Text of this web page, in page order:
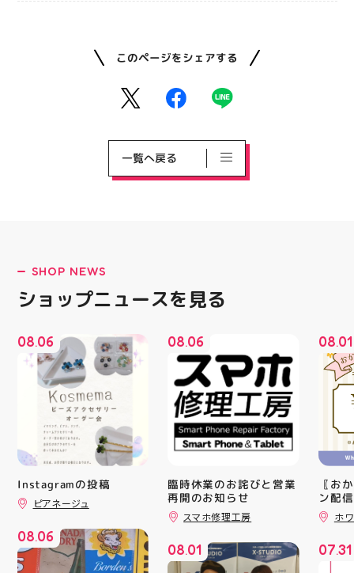
このページをシェアする
一覧へ戻る
SHOP NEWS
ショップニュースを見る
08.06
Instagramの投稿
ピアネージュ
08.06
08.06
臨時休業のお詫びと営業
再開のお知らせ
スマホ修理工房
08.01
08.01
〖お
ン配
ッパ
￥
ーポ
ース
ホ
07.31